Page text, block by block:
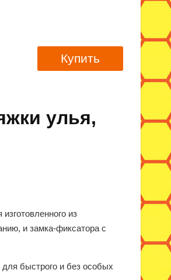
Купить
улья,
из
и замка-фиксатора с
быстрого и без особых